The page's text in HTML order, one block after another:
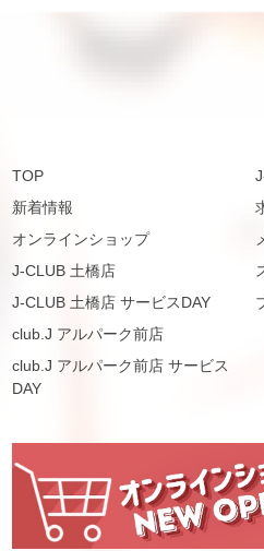
TOP
新着情報
オンラインショップ
J-CLUB 土橋店
J-CLUB 土橋店 サービスDAY
club.J アルパーク前店
club.J アルパーク前店 サービス
DAY